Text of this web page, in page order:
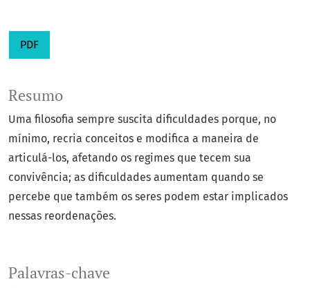
PDF
Palavras-chave
Resumo
Uma filosofia sempre suscita dificuldades porque, no
mínimo, recria conceitos e modifica a maneira de
articulá-los, afetando os regimes que tecem sua
convivência; as dificuldades aumentam quando se
percebe que também os seres podem estar implicados
nessas reordenações.